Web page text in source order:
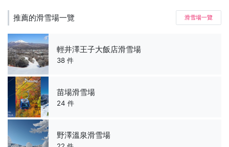
推薦的滑雪場一覽 滑雪場一覽
輕井澤王子大飯店滑雪場
38 件
苗場滑雪場
24 件
野澤溫泉滑雪場